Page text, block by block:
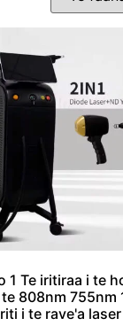
1 Te iritiraa i te
te 808nm 755nm
i te rave'a laser